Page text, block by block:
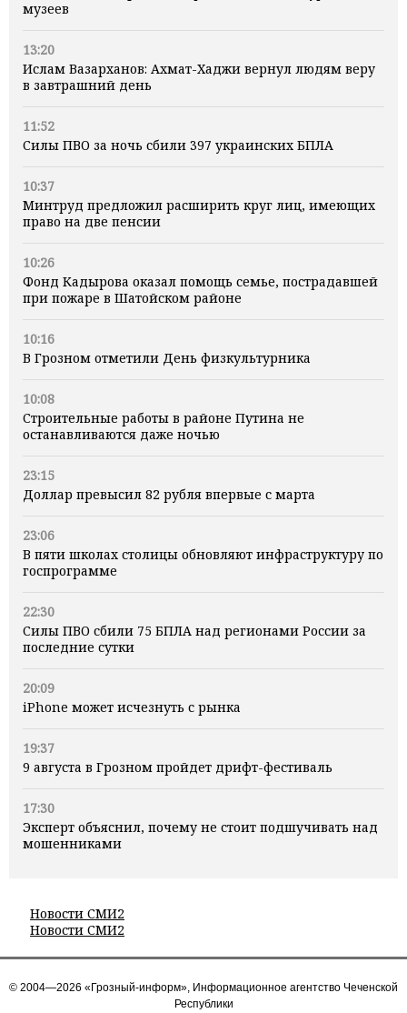
музеев
13:20
Ислам Вазарханов: Ахмат-Хаджи вернул людям веру
в завтрашний день
11:52
Силы ПВО за ночь сбили 397 украинских БПЛА
10:37
Минтруд предложил расширить круг лиц, имеющих
право на две пенсии
10:26
Фонд Кадырова оказал помощь семье, пострадавшей
при пожаре в Шатойском районе
10:16
В Грозном отметили День физкультурника
10:08
Строительные работы в районе Путина не
останавливаются даже ночью
23:15
Доллар превысил 82 рубля впервые с марта
23:06
В пяти школах столицы обновляют инфраструктуру по
госпрограмме
22:30
Силы ПВО сбили 75 БПЛА над регионами России за
последние сутки
20:09
iPhone может исчезнуть с рынка
19:37
9 августа в Грозном пройдет дрифт-фестиваль
17:30
Эксперт объяснил, почему не стоит подшучивать над
мошенниками
Новости СМИ2
Новости СМИ2
© 2004—2026 «Грозный-информ», Информационное агентство Чеченской
Республики